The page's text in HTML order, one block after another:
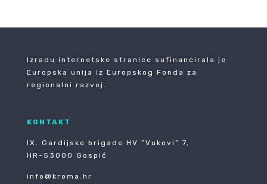
Izradu internetske stranice sufinancirala je
Europska unija iz Europskog Fonda za
regionalni razvoj.
KONTAKT
IX. Gardijske brigade HV ”Vukovi” 7,
HR-53000 Gospić
info@kroma.hr